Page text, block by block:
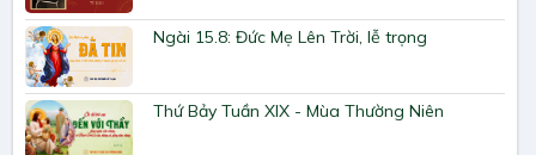
Ngài 15.8: Đức Mẹ Lên Trời, lễ trọng
Thứ Bảy Tuần XIX - Mùa Thường Niên